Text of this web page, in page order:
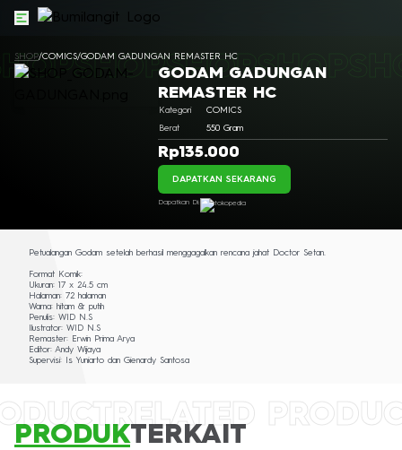
SHOPSHOPSHOP
SHOP/COMICS/GODAM GADUNGAN REMASTER HC
GODAM GADUNGAN
REMASTER HC
Kategori
COMICS
Berat
550 Gram
Rp135.000
DAPATKAN SEKARANG
Dapatkan Di:
Petualangan Godam setelah berhasil menggagalkan rencana jahat Doctor Setan.
Format Komik:
Ukuran: 17 x 24.5 cm
Halaman: 72 halaman
Warna: hitam & putih
Penulis: WID N.S
Ilustrator: WID N.S
Remaster: Erwin Prima Arya
Editor: Andy Wijaya
Supervisi: Is Yuniarto dan Gienardy Santosa
RELATED
PRODUKTERKAIT